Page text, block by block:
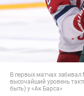
В первых матчах
высочайший уровень
быть) у «Ак Барса»